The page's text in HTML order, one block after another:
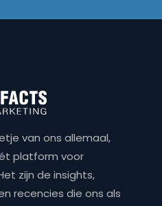
van ons allemaal,
platform voor
zijn de insights,
recencies die ons als